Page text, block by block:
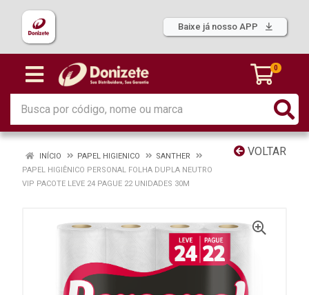
Baixe já nosso APP
0
VOLTAR
INÍCIO PAPEL HIGIENICO
SANTHER
PAPEL HIGIÊNICO PERSONAL FOLHA DUPLA NEUTRO
VIP PACOTE LEVE 24 PAGUE 22 UNIDADES 30M